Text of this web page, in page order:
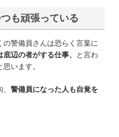
も頑張っている
警備員さんは恐らく言葉に
辺の者がする仕事、
と言わ
います。
警備員になった人も自覚を